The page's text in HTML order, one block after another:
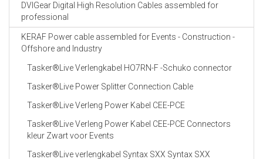
DVIGear Digital High Resolution Cables assembled for
professional
KERAF Power cable assembled for Events - Construction -
Offshore and Industry
Tasker®Live Verlengkabel HO7RN-F -Schuko connector
Tasker®Live Power Splitter Connection Cable
Tasker®Live Verleng Power Kabel CEE-PCE
Tasker®Live Verleng Power Kabel CEE-PCE Connectors
kleur Zwart voor Events
Tasker®Live verlengkabel Syntax SXX Syntax SXX